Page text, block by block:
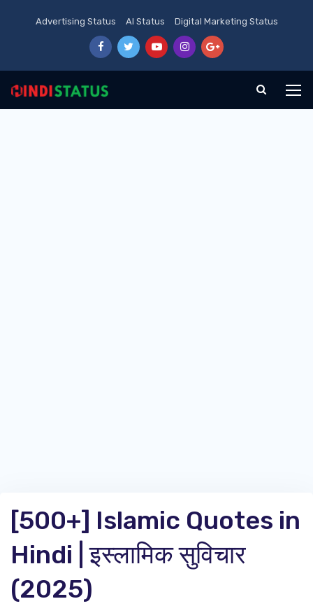
Advertising Status AI Status Digital Marketing Status
[500+] Islamic Quotes in
Hindi | इस्लामिक सुविचार
(2025)